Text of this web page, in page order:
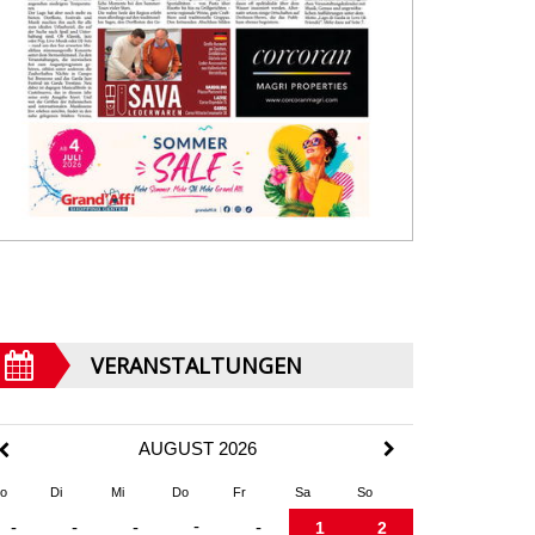
VERANSTALTUNGEN
AUGUST 2026
Di Mi Do Fr Sa So
- - - - - 1 2